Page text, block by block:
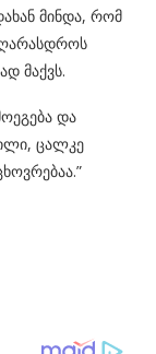
მინდა, რომ
მაქვს.
და
ცალკე